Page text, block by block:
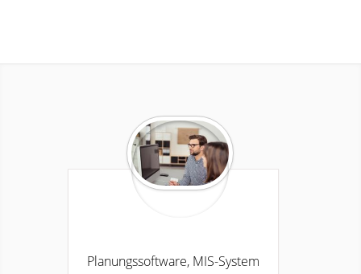
Planungssoftware, MIS-System